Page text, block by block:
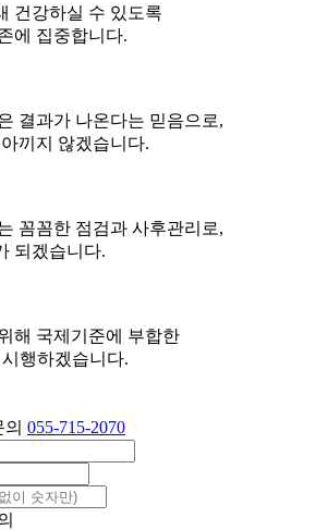
건강하실 수 있도록
에 집중합니다.
결과가 나온다는 믿음으로,
끼지 않겠습니다.
꼼꼼한 점검과 사후관리로,
되겠습니다.
해 국제기준에 부합한
행하겠습니다.
055-715-2070